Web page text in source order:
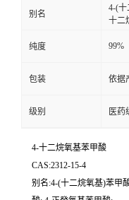
别名
4-(十
十二
纯度 99%
包装 依据
级别 医药
4-十二烷氧基苯甲酸
CAS:2312-15-4
别名:4-(十二烷氧基)苯甲